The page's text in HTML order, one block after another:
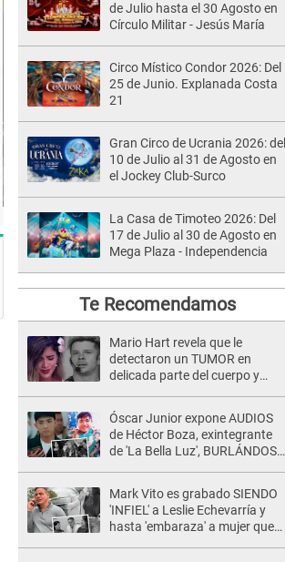
de Julio hasta el 30 Agosto en
Círculo Militar - Jesús María
Circo Místico Condor 2026: Del
25 de Junio. Explanada Costa
21
Gran Circo de Ucrania 2026: del
10 de Julio al 31 de Agosto en
el Jockey Club-Surco
La Casa de Timoteo 2026: Del
17 de Julio al 30 de Agosto en
Mega Plaza - Independencia
Te Recomendamos
Mario Hart revela que le
detectaron un TUMOR en
delicada parte del cuerpo y
muy fuertes..."
Óscar Junior expone AUDIOS
de Héctor Boza, exintegrante
de 'La Bella Luz', BURLÁNDOSE
Mark Vito es grabado SIENDO
'INFIEL' a Leslie Echevarría y
hasta 'embaraza' a mujer que